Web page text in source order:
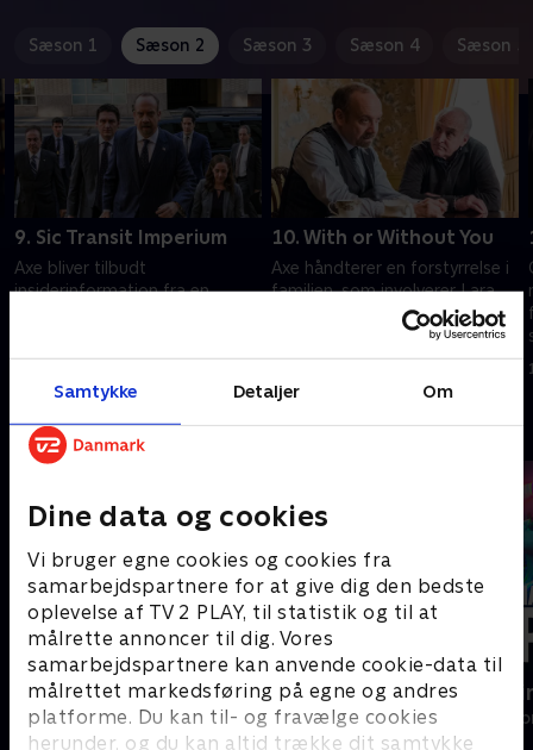
Samtykke Detaljer Om
Dine data og cookies
Vi bruger egne cookies og cookies fra
samarbejdspartnere for at give dig den bedste
oplevelse af TV 2 PLAY, til statistik og til at
målrette annoncer til dig. Vores
samarbejdspartnere kan anvende cookie-data til
målrettet markedsføring på egne og andres
platforme. Du kan til- og fravælge cookies
herunder, og du kan altid trække dit samtykke
Sæson 1 Sæson 2 Sæson 3 Sæson 4 Sæson 5
9. Sic Transit Imperium
Axe bliver tilbudt
insiderinformation fra en
10. With or Without You
Axe håndterer en forstyrrelse i
familien, som involverer Lara
og børnene. Chuck bliver
vurderet værdig til
forfremmelse.
Andre så også
Nepobaby
Drama • 1 sæsoner
Happy
Drama • 1